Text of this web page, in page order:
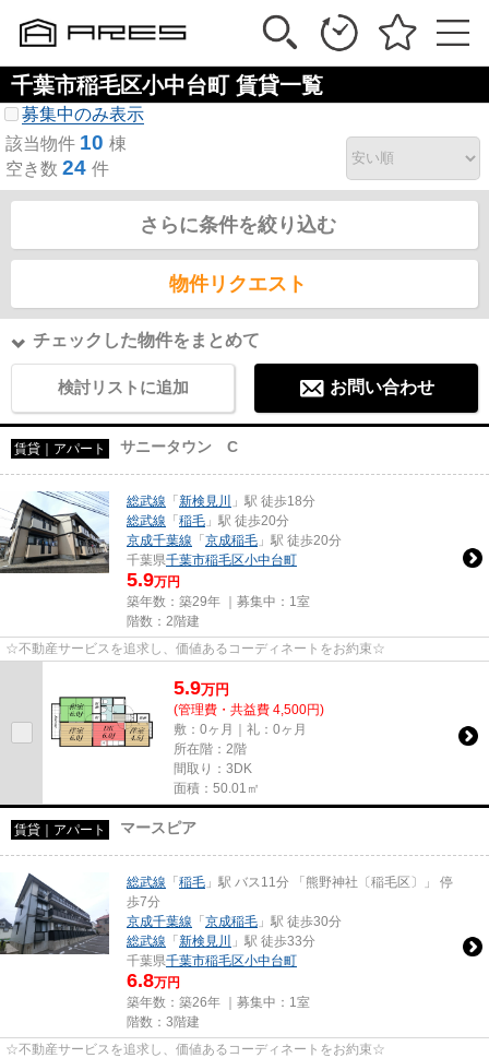
千葉市稲毛区小中台町 賃貸一覧
募集中のみ表示
該当物件 10 棟
空き数 24 件
さらに条件を絞り込む
物件リクエスト
チェックした物件をまとめて
検討リストに追加 お問い合わせ
賃貸｜アパート サニータウン C
総武線 「新検見川
」駅 徒歩18分
総武線 「稲毛 」駅 徒歩20分
京成千葉線 「京成稲毛 」駅 徒歩20分
千葉県千葉市稲毛区小中台町
5.9万円
築年数：築29年 ｜募集中： 1室
階数：2階建
☆不動産サービスを追求し、価値あるコーディネートをお約束☆
5.9万円
(管理費・共益費 4,500円)
敷：0ヶ月｜礼：0ヶ月
所在階：2階
間取り：3DK
面積：50.01㎡
賃貸｜アパート マースピア
総武線 「稲毛 」駅 バス11分 「熊野神社〔稲毛区〕」 停
歩7分
京成千葉線 「京成稲毛 」駅 徒歩30分
総武線 「新検見川
」駅 徒歩33分
千葉県千葉市稲毛区小中台町
6.8万円
築年数：築26年 ｜募集中： 1室
階数：3階建
☆不動産サービスを追求し、価値あるコーディネートをお約束☆